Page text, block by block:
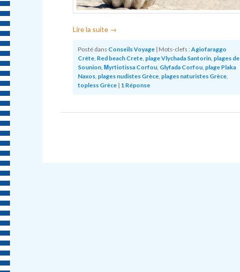
Lire la suite →
Posté dans Conseils Voyage | Mots-clefs : Agiofaraggo
Crète, Red beach Crete, plage Vlychada Santorin, plages de
Sounion, Μyrtiotissa Corfou, Glyfada Corfou, plage Plaka
Naxos, plages nudistes Grèce, plages naturistes Grèce,
topless Grèce | 1 Réponse